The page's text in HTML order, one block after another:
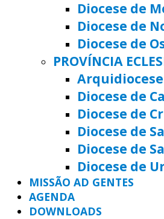
Diocese de
Diocese de
Diocese de
PROVÍNCIA
Diocese de
Diocese de
Diocese de
Diocese de
Diocese de
MISSÃO AD GENTES
AGENDA
DOWNLOADS